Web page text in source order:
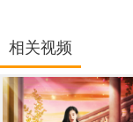
相关视频